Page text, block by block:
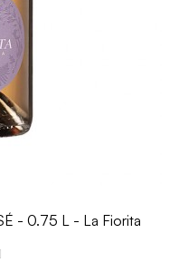
- 0.75 L - La Fiorita